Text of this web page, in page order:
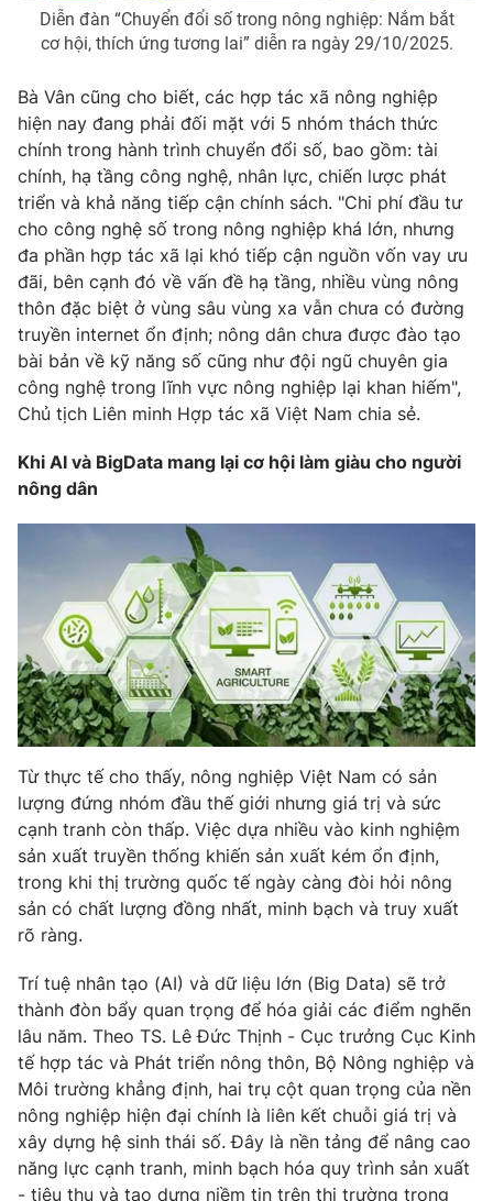
Giấy phép hoạt động báo in và báo điện tử số 483/GP-BTTTT
cấp ngày 29/12/2023
Phó Tổng Biên tập: Nguyễn Thị Mỹ Hạnh, Phạm Quốc Thắng,
Nguyễn Trọng Ninh
Tổng đài VTV:024.38 355 931 - 024.38 355 932
Ðiện thoại Thời báo VTV:024.66 897 897
toasoan@vtv.vn
Liên hệ quảng cáo: 024-7300.7108
® Cấm sao chép dưới mọi hình thức nếu không có sự chấp
thuận bằng văn bản. Ghi rõ nguồn VTV.vn khi phát hành lại
thông tin từ website này.
Diễn đàn “Chuyển đổi số trong nông nghiệp: Nắm bắt
cơ hội, thích ứng tương lai” diễn ra ngày 29/10/2025.
Bà Vân cũng cho biết, các hợp tác xã nông nghiệp
hiện nay đang phải đối mặt với 5 nhóm thách thức
chính trong hành trình chuyển đổi số, bao gồm: tài
chính, hạ tầng công nghệ, nhân lực, chiến lược phát
triển và khả năng tiếp cận chính sách. "Chi phí đầu tư
cho công nghệ số trong nông nghiệp khá lớn, nhưng
đa phần hợp tác xã lại khó tiếp cận nguồn vốn vay ưu
đãi, bên cạnh đó về vấn đề hạ tầng, nhiều vùng nông
thôn đặc biệt ở vùng sâu vùng xa vẫn chưa có đường
truyền internet ổn định; nông dân chưa được đào tạo
bài bản về kỹ năng số cũng như đội ngũ chuyên gia
công nghệ trong lĩnh vực nông nghiệp lại khan hiếm",
Chủ tịch Liên minh Hợp tác xã Việt Nam chia sẻ.
Khi AI và BigData mang lại cơ hội làm giàu cho người
nông dân
Từ thực tế cho thấy, nông nghiệp Việt Nam có sản
lượng đứng nhóm đầu thế giới nhưng giá trị và sức
cạnh tranh còn thấp. Việc dựa nhiều vào kinh nghiệm
sản xuất truyền thống khiến sản xuất kém ổn định,
trong khi thị trường quốc tế ngày càng đòi hỏi nông
sản có chất lượng đồng nhất, minh bạch và truy xuất
rõ ràng.
Trí tuệ nhân tạo (AI) và dữ liệu lớn (Big Data) sẽ trở
thành đòn bẩy quan trọng để hóa giải các điểm nghẽn
lâu năm. Theo TS. Lê Đức Thịnh - Cục trưởng Cục Kinh
tế hợp tác và Phát triển nông thôn, Bộ Nông nghiệp và
Môi trường khẳng định, hai trụ cột quan trọng của nền
nông nghiệp hiện đại chính là liên kết chuỗi giá trị và
xây dựng hệ sinh thái số. Đây là nền tảng để nâng cao
năng lực cạnh tranh, minh bạch hóa quy trình sản xuất
- tiêu thụ và tạo dựng niềm tin trên thị trường trong